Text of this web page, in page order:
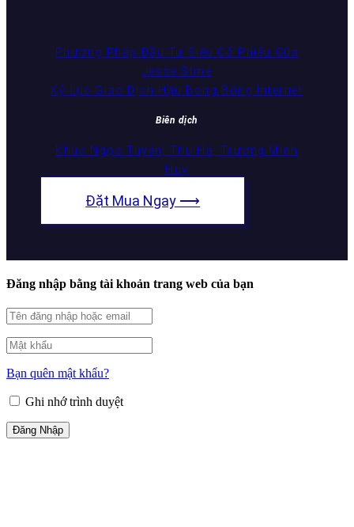
Phương Pháp Đầu Tư Siêu Cổ Phiếu Của
Jesse Stine
Kỷ Lục Giao Dịch Hậu Bong Bóng Internet
Biên dịch
Khúc Ngọc Tuyên, Thu Hà, Trương Minh
Huy
Đặt Mua Ngay ⟶
Đăng nhập bằng tài khoản trang web của bạn
Bạn quên mật khẩu?
Ghi nhớ trình duyệt